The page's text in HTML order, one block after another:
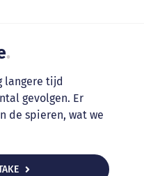
.
langere tijd
gevolgen. Er
de spieren, wat we